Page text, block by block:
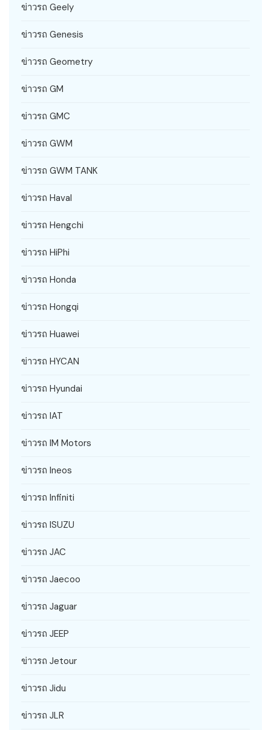
ข่าวรถ Geely
ข่าวรถ Genesis
ข่าวรถ Geometry
ข่าวรถ GM
ข่าวรถ GMC
ข่าวรถ GWM
ข่าวรถ GWM TANK
ข่าวรถ Haval
ข่าวรถ Hengchi
ข่าวรถ HiPhi
ข่าวรถ Honda
ข่าวรถ Hongqi
ข่าวรถ Huawei
ข่าวรถ HYCAN
ข่าวรถ Hyundai
ข่าวรถ IAT
ข่าวรถ IM Motors
ข่าวรถ Ineos
ข่าวรถ Infiniti
ข่าวรถ ISUZU
ข่าวรถ JAC
ข่าวรถ Jaecoo
ข่าวรถ Jaguar
ข่าวรถ JEEP
ข่าวรถ Jetour
ข่าวรถ Jidu
ข่าวรถ JLR